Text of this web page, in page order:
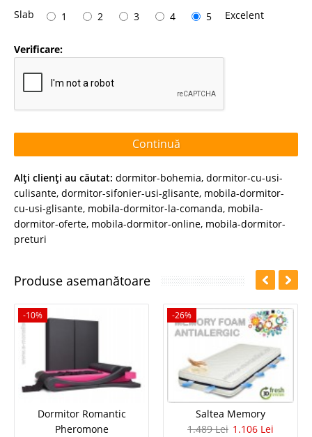
Slab
1 2 3 4 5 Excelent
Verificare:
Continuă
Alţi clienţi au căutat: dormitor-bohemia, dormitor-cu-usi-
culisante, dormitor-sifonier-usi-glisante, mobila-dormitor-
cu-usi-glisante, mobila-dormitor-la-comanda, mobila-
dormitor-oferte, mobila-dormitor-online, mobila-dormitor-
preturi
Produse asemanătoare
-10%
Dormitor Romantic
Pheromone
-26%
Saltea Memory
1.489 Lei 1.106 Lei